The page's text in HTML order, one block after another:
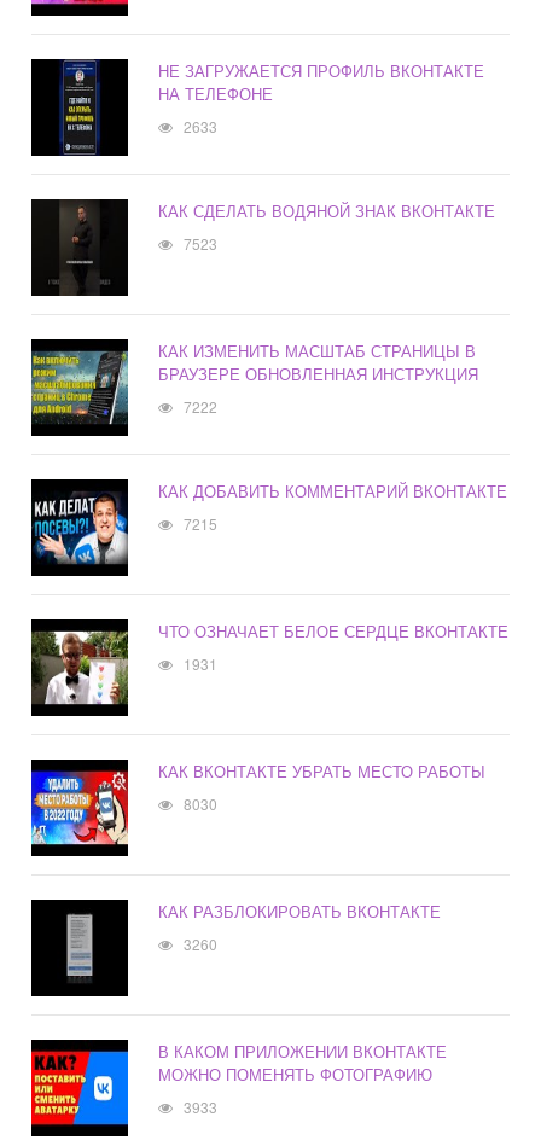
НЕ ЗАГРУЖАЕТСЯ ПРОФИЛЬ ВКОНТАКТЕ
НА ТЕЛЕФОНЕ
2633
КАК СДЕЛАТЬ ВОДЯНОЙ ЗНАК ВКОНТАКТЕ
7523
КАК ИЗМЕНИТЬ МАСШТАБ СТРАНИЦЫ В
БРАУЗЕРЕ ОБНОВЛЕННАЯ ИНСТРУКЦИЯ
7222
КАК ДОБАВИТЬ КОММЕНТАРИЙ ВКОНТАКТЕ
7215
ЧТО ОЗНАЧАЕТ БЕЛОЕ СЕРДЦЕ ВКОНТАКТЕ
1931
КАК ВКОНТАКТЕ УБРАТЬ МЕСТО РАБОТЫ
8030
КАК РАЗБЛОКИРОВАТЬ ВКОНТАКТЕ
3260
В КАКОМ ПРИЛОЖЕНИИ ВКОНТАКТЕ
МОЖНО ПОМЕНЯТЬ ФОТОГРАФИЮ
3933